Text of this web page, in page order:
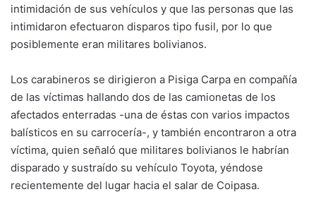
intimidación de sus vehículos y que las personas que las
intimidaron efectuaron disparos tipo fusil, por lo que
posiblemente eran militares bolivianos.
Los carabineros se dirigieron a Pisiga Carpa en compañía
de las víctimas hallando dos de las camionetas de los
afectados enterradas -una de éstas con varios impactos
balísticos en su carrocería-, y también encontraron a otra
víctima, quien señaló que militares bolivianos le habrían
disparado y sustraído su vehículo Toyota, yéndose
recientemente del lugar hacia el salar de Coipasa.